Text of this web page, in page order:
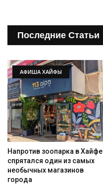
Последние Статьи
АФИША ХАЙФЫ
Напротив зоопарка в Хайфе
спрятался один из самых
необычных магазинов
города